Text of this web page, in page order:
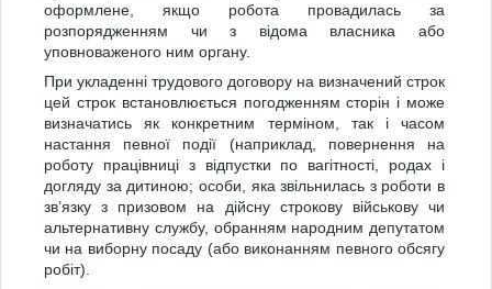
оформлене, якщо робота провадилась за
розпорядженням чи з відома власника або
уповноваженого ним органу.
При укладенні трудового договору на визначений строк
цей строк встановлюється погодженням сторін і може
визначатись як конкретним терміном, так і часом
настання певної події (наприклад, повернення на
роботу працівниці з відпустки по вагітності, родах і
догляду за дитиною; особи, яка звільнилась з роботи в
зв’язку з призовом на дійсну строкову військову чи
альтернативну службу, обранням народним депутатом
чи на виборну посаду (або виконанням певного обсягу
робіт).